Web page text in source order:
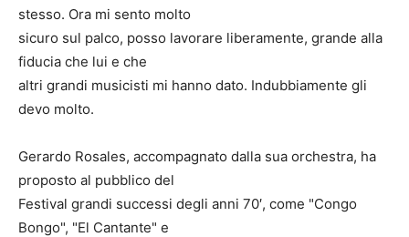
stesso. Ora mi sento molto
sicuro sul palco, posso lavorare liberamente, grande alla
fiducia che lui e che
altri grandi musicisti mi hanno dato. Indubbiamente gli
devo molto.
Gerardo Rosales, accompagnato dalla sua orchestra, ha
proposto al pubblico del
Festival grandi successi degli anni 70′, come "Congo
Bongo", "El Cantante" e